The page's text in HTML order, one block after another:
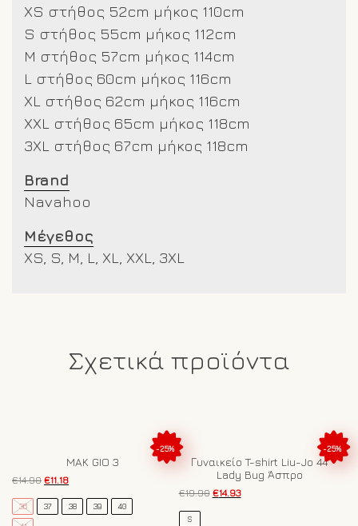
XS στήθος 52cm μήκος 110cm
S στήθος 55cm μήκος 112cm
M στήθος 57cm μήκος 114cm
L στήθος 60cm μήκος 116cm
XL στήθος 62cm μήκος 116cm
XXL στήθος 65cm μήκος 118cm
3XL στήθος 67cm μήκος 118cm
Brand
Navahoo
Μέγεθος
XS, S, M, L, XL, XXL, 3XL
Σχετικά προϊόντα
-25%
MAK GIO 3
€14.90 Original
was:
€14.90.
€11.18Η
τιμή
είναι:
Αυτό
το
36 37 38 39 40
-25%
Γυναικείο T-shirt Liu-Jo 44
Lady Bug Άσπρο
€19.90 Original
€14.93Η
Αυτό
S